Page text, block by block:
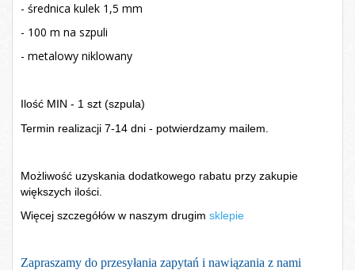
- średnica kulek 1,5 mm
- 100 m na szpuli
- metalowy niklowany
Ilość MIN - 1 szt (szpula)
Termin realizacji 7-14 dni - potwierdzamy mailem.
Możliwość uzyskania dodatkowego rabatu przy zakupie
większych ilości.
Więcej szczegółów w naszym drugim sklepie
Zapraszamy do przesyłania zapytań i nawiązania z nami